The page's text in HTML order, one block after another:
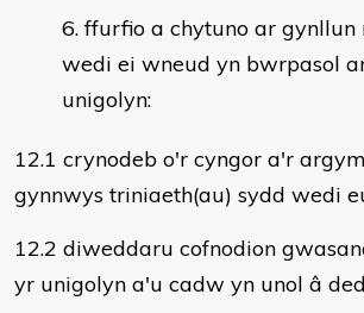
ffurfio a chytuno ar gynllun
wedi ei wneud yn bwrpasol
unigolyn:
12.1 crynodeb o'r cyngor a'r
gynnwys triniaeth(au) sydd wedi
12.2 diweddaru cofnodion
yr unigolyn a'u cadw yn unol â